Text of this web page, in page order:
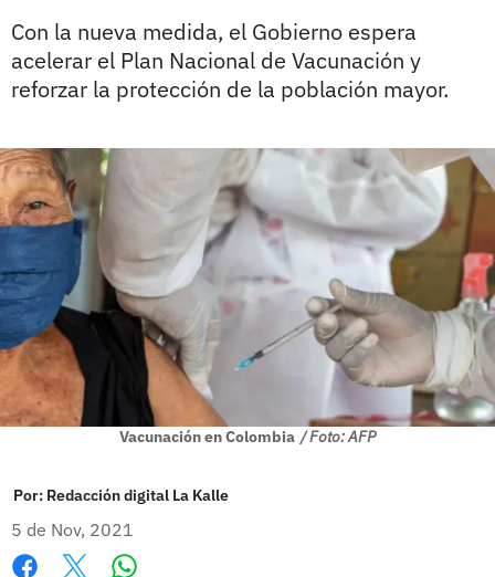
Con la nueva medida, el Gobierno espera
acelerar el Plan Nacional de Vacunación y
reforzar la protección de la población mayor.
Vacunación en Colombia / Foto: AFP
Por: Redacción digital La Kalle
5 de Nov, 2021